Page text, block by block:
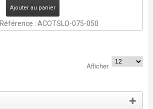
Ajouter au panier
Référence : ACOTSLO-075-050
Afficher